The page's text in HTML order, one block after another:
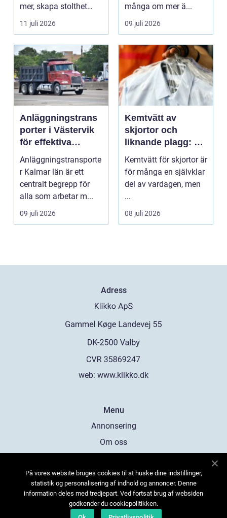
mer, skapa stolthet
inte...
11 juli 2026
många om mer ä...
09 juli 2026
Anläggningstrans
porter i Västervik
för effektiva
byggprojekt
Anläggningstransporte
r Kalmar län är ett
centralt begrepp för
alla som arbetar m...
09 juli 2026
Kemtvätt av
skjortor och
liknande plagg: Så
fungerar
professionell
klädvård i
Kemtvätt för skjortor är
för många en självklar
del av vardagen, men
...
08 juli 2026
Adress
web: www.klikko.dk
Menu
Annonsering
Om oss
Kontakta oss
Sitemap
På vores website bruges cookies til at huske dine indstillinger,
statistik og personalisering af indhold og annoncer. Denne
information deles med tredjepart. Ved fortsat brug af websiden
godkender du cookiepolitikken.